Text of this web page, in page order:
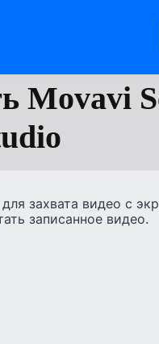
Movavi
захвата видео с
записанное видео.